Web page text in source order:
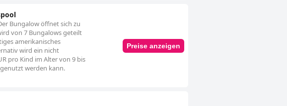
Bungalow öffnet sich zu
von 7 Bungalows geteilt
amerikanisches
wird ein nicht
pro Kind im Alter von 9 bis
werden kann.
Preise anzeigen